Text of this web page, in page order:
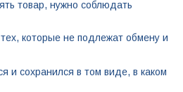
товар, нужно соблюдать
которые не подлежат обмену и
и сохранился в том виде, в каком